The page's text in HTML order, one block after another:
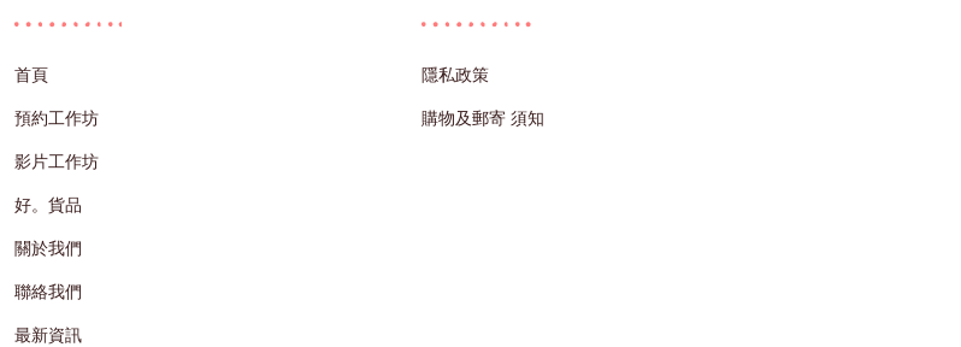
首頁
預約工作坊
影片工作坊
好。貨品
關於我們
聯絡我們
最新資訊
隱私政策
購物及郵寄 須知